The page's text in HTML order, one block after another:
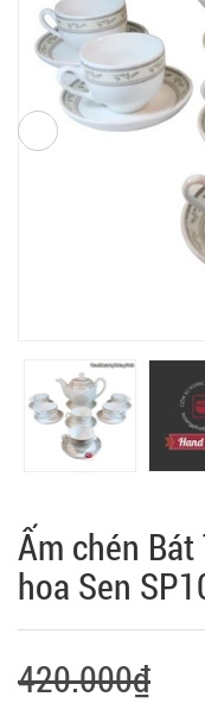
Ấm chén
hoa Sen
420.000₫